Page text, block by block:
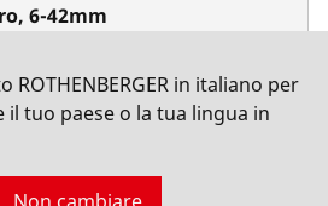
6-42mm
ROTHENBERGER in italiano per
il tuo paese o la tua lingua in